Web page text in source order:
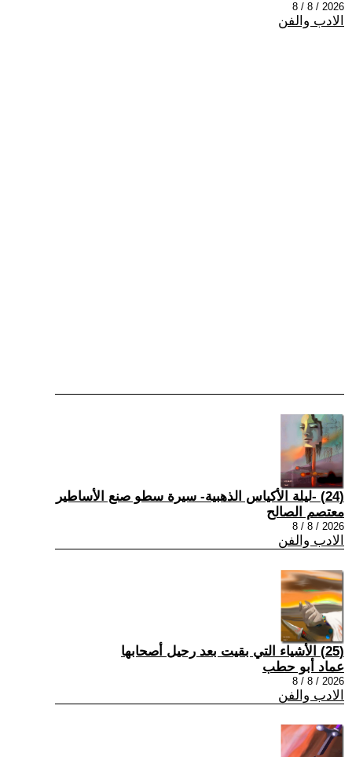
2026 / 8 / 8
الادب والفن
(24) -ليلة الأكياس الذهبية- سيرة سطو صنع الأساطير
معتصم الصالح
2026 / 8 / 8
الادب والفن
(25) الأشياء التي بقيت بعد رحيل أصحابها
عماد أبو حطب
2026 / 8 / 8
الادب والفن